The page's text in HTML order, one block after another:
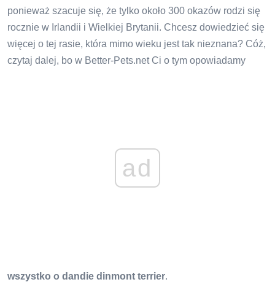
ponieważ szacuje się, że tylko około 300 okazów rodzi się
rocznie w Irlandii i Wielkiej Brytanii. Chcesz dowiedzieć się
więcej o tej rasie, która mimo wieku jest tak nieznana? Cóż,
czytaj dalej, bo w Better-Pets.net Ci o tym opowiadamy
ad
wszystko o dandie dinmont terrier.